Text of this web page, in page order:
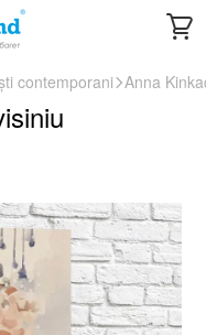
contemporani Anna